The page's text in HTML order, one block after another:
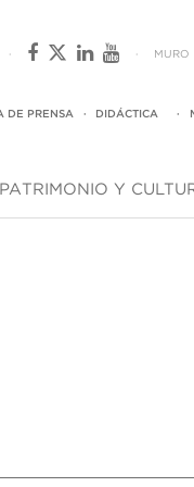
· · MURO
DE PRENSA · DIDÁCTICA ·
PATRIMONIO Y